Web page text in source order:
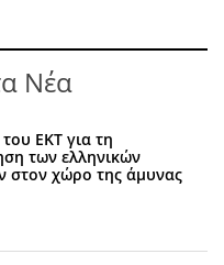
Νέα
ΕΚΤ για τη
των ελληνικών
στον χώρο της άμυνας